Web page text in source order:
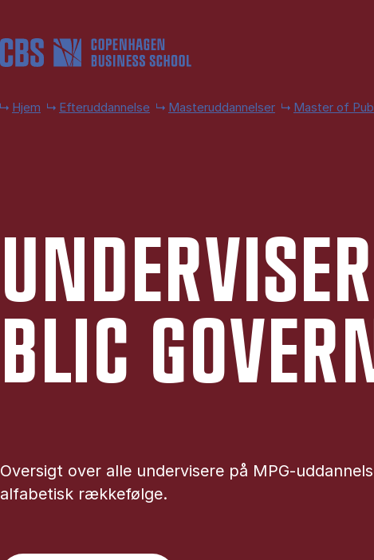
Hjem Efteruddannelse Masteruddannelser Master of
BLIC
Oversigt over alle undervisere på MPG-
alfabetisk rækkefølge.